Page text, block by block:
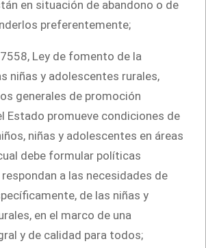
en situación de abandono o de
preferentemente;
Ley de fomento de la
niñas y adolescentes rurales,
generales de promoción
Estado promueve condiciones de
niñas y adolescentes en áreas
debe formular políticas
a las necesidades de
de las niñas y
en el marco de una
y de calidad para todos;